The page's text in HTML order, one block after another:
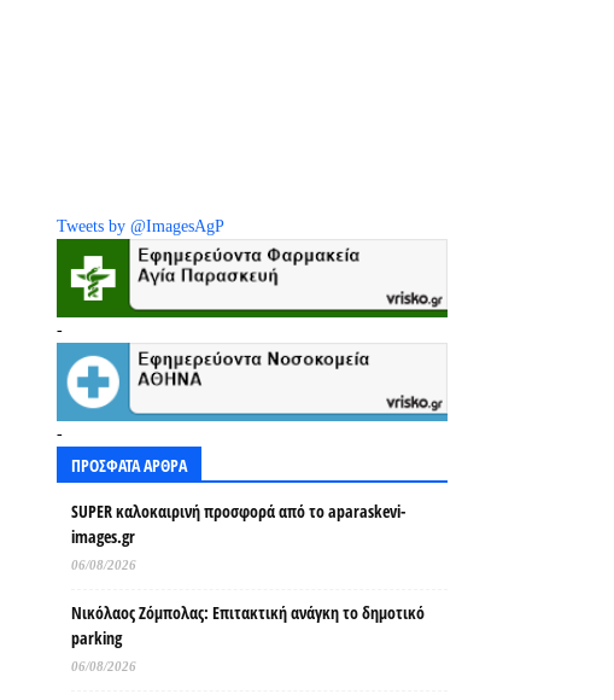
Tweets by @ImagesAgP
-
-
ΠΡΟΣΦΑΤΑ ΑΡΘΡΑ
SUPER καλοκαιρινή προσφορά από το aparaskevi-
images.gr
06/08/2026
Νικόλαος Ζόμπολας: Επιτακτική ανάγκη το δημοτικό
parking
06/08/2026